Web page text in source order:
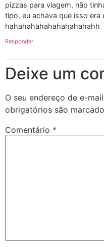
pizzas para viagem, não
tipo, eu achava que isso era
hahahahahahahahahahahh
Responder
Deixe um
O seu endereço de e-
obrigatórios são
Comentário *